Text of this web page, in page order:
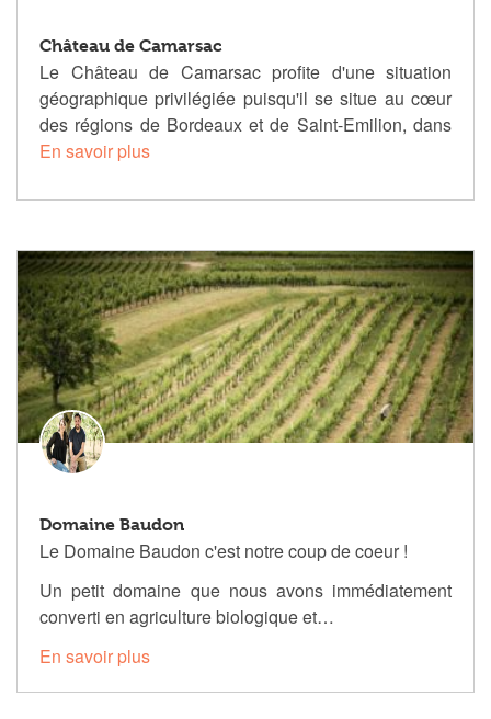
Château de Camarsac
Le Château de Camarsac profite d'une situation
géographique privilégiée puisqu'il se situe au cœur
des régions de Bordeaux et de Saint-Emilion, dans
En savoir plus
Domaine Baudon
Le Domaine Baudon c'est notre coup de coeur !
Un petit domaine que nous avons immédiatement
converti en agriculture biologique et…
En savoir plus